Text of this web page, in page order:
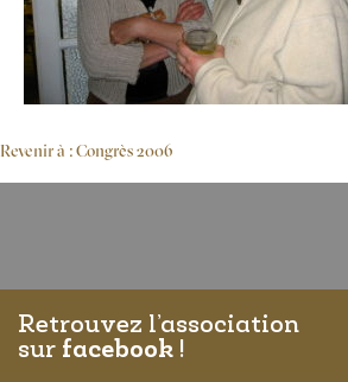
Revenir à : Congrès 2006
Retrouvez l’association
sur facebook !